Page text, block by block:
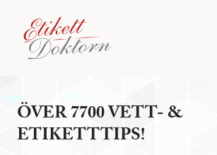
ÖVER 7700 VETT- &
ETIKETTTIPS!